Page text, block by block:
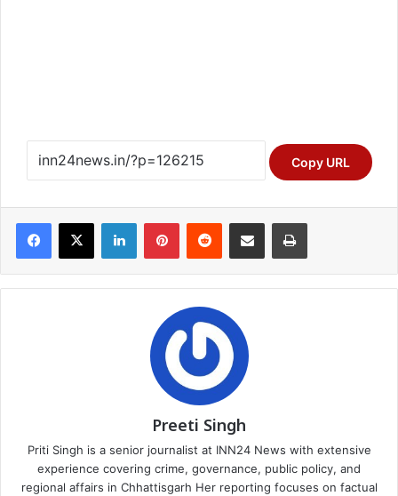
Copy URL
Facebook
X LinkedInPinterestReddit Share via Email Print
Preeti Singh
Priti Singh is a senior journalist at INN24 News with extensive
experience covering crime, governance, public policy, and
regional affairs in Chhattisgarh Her reporting focuses on factual